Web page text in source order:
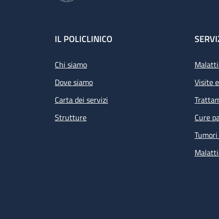
Footer
IL POLICLINICO
Chi siamo
Dove siamo
Carta dei servizi
Strutture
Visite
Cure